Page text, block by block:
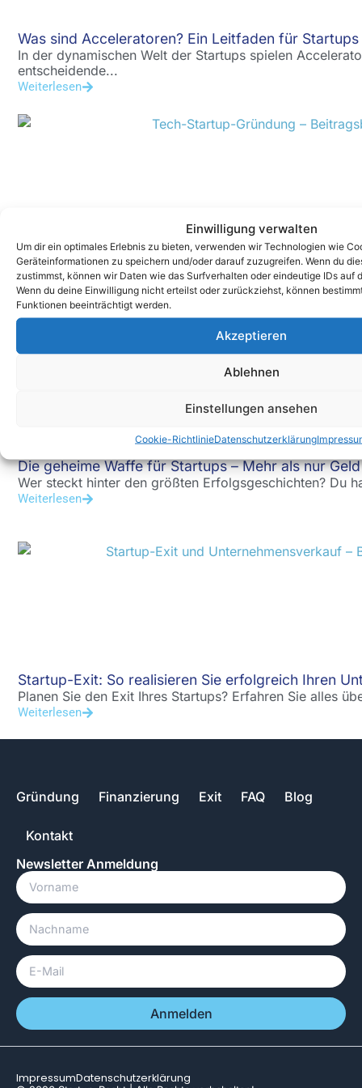
Einwilligung verwalten
Um dir ein optimales Erlebnis zu bieten, verwenden wir Technologien wie
Geräteinformationen zu speichern und/oder darauf zuzugreifen. Wenn du
zustimmst, können wir Daten wie das Surfverhalten oder eindeutige IDs auf
Wenn du deine Einwilligung nicht erteilst oder zurückziehst, können
Funktionen beeinträchtigt werden.
Akzeptieren
Ablehnen
Einstellungen ansehen
Cookie-RichtlinieDatenschutzerklärung
Was sind Acceleratoren? Ein Leitfaden für Startups
In der dynamischen Welt der Startups spielen
entscheidende...
Weiterlesen
So startest du erfolgreich durch und wirst zum
Dein Tech-Startup auf Erfolgskurs bringen Du hast eine
Weiterlesen
Die geheime Waffe für Startups – Mehr als nur Geld
Wer steckt hinter den größten Erfolgsgeschichten? Du
Weiterlesen
Startup-Exit: So realisieren Sie erfolgreich Ihren
Planen Sie den Exit Ihres Startups? Erfahren Sie alles
Weiterlesen
Gründung Finanzierung Exit FAQ Blog
Kontakt
Newsletter Anmeldung
Anmelden
ImpressumDatenschutzerklärung